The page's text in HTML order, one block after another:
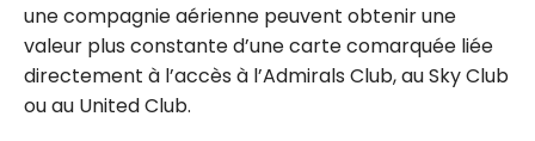
une compagnie aérienne peuvent obtenir une
valeur plus constante d’une carte comarquée liée
directement à l’accès à l’Admirals Club, au Sky Club
ou au United Club.